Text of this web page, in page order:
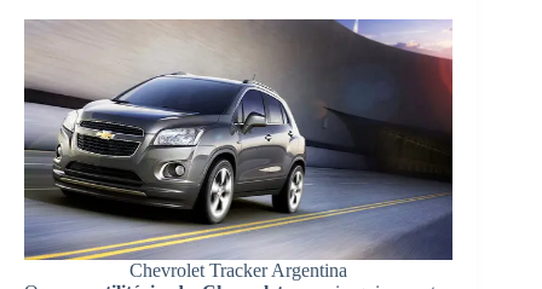
Chevrolet Tracker Argentina